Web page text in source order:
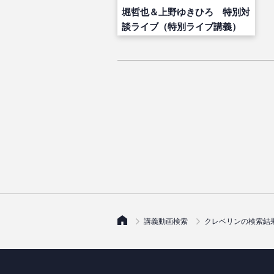
堀哲也＆上野ゆきひろ 特別対
談ライブ（特別ライブ講義）
講義動画検索 クレベリンの検索結